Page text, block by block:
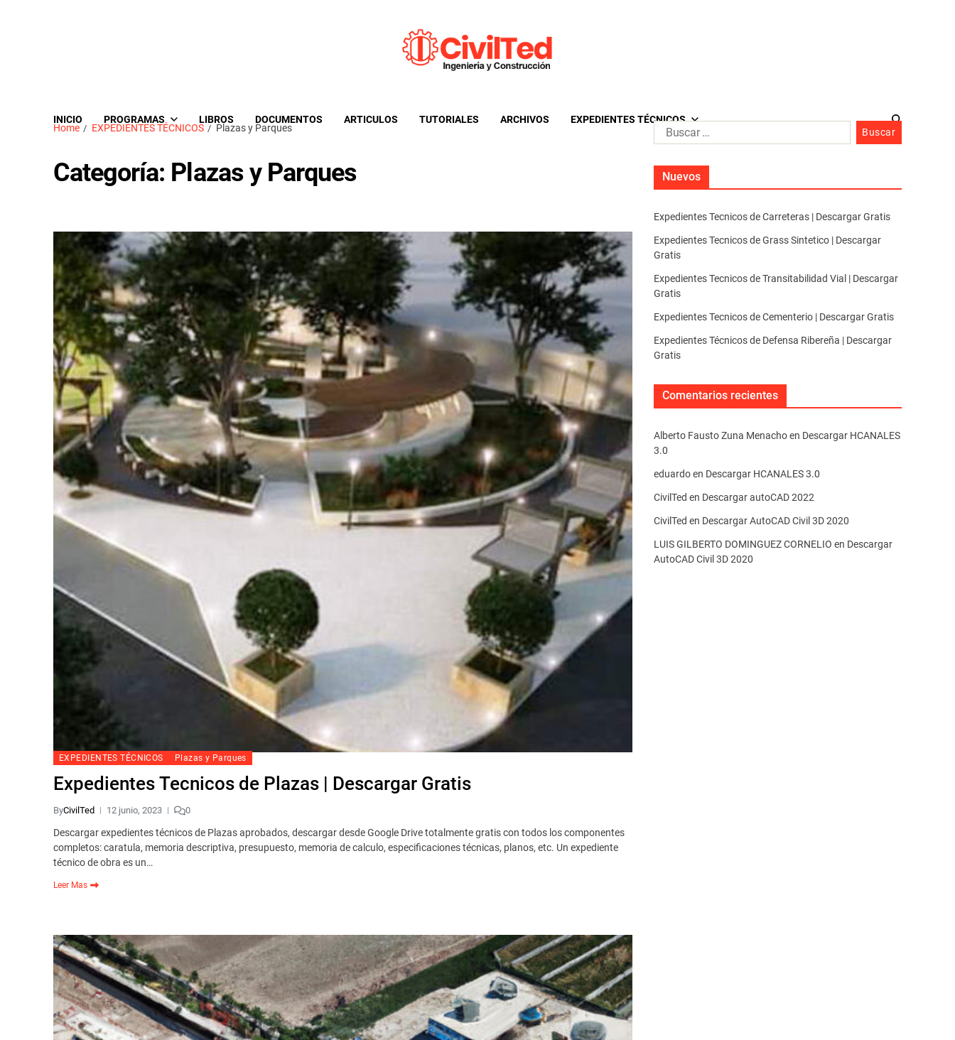
INICIO PROGRAMAS LIBROS DOCUMENTOS ARTICULOS TUTORIALES ARCHIVOS EXPEDIENTES TÉCNICOS
Home EXPEDIENTES TÉCNICOS Plazas y Parques
Categoría: Plazas y Parques
EXPEDIENTES TÉCNICOS Plazas y Parques
Expedientes Tecnicos de Plazas | Descargar Gratis
ByCivilTed 12 junio, 2023 0
Descargar expedientes técnicos de Plazas aprobados, descargar desde Google Drive totalmente gratis con todos los componentes
completos: caratula, memoria descriptiva, presupuesto, memoria de calculo, especificaciones técnicas, planos, etc. Un expediente
técnico de obra es un…
Leer Mas
Nuevos
Expedientes Tecnicos de Carreteras | Descargar Gratis
Expedientes Tecnicos de Grass Sintetico | Descargar
Gratis
Expedientes Tecnicos de Transitabilidad Vial | Descargar
Gratis
Expedientes Tecnicos de Cementerio | Descargar Gratis
Expedientes Técnicos de Defensa Ribereña | Descargar
Gratis
Comentarios recientes
Alberto Fausto Zuna Menachoen Descargar HCANALES
3.0
eduardoen Descargar HCANALES 3.0
CivilTed en Descargar autoCAD 2022
CivilTed en Descargar AutoCAD Civil 3D 2020
LUIS GILBERTO DOMINGUEZ CORNELIO en Descargar
AutoCAD Civil 3D 2020